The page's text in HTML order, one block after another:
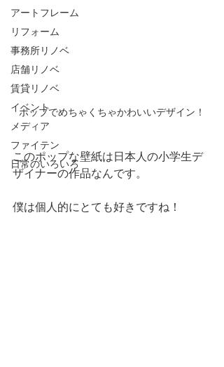
アートフレーム
リフォーム
事務所リノベ
店舗リノベ
賃貸リノベ
イベント
メディア
ファイテン
日常のいろいろ
ポップでめちゃくちゃかわいいデザイン！
このポップな壁紙は日本人の小学生デ
ザイナーの作品なんです。
僕は個人的にとても好きですね！